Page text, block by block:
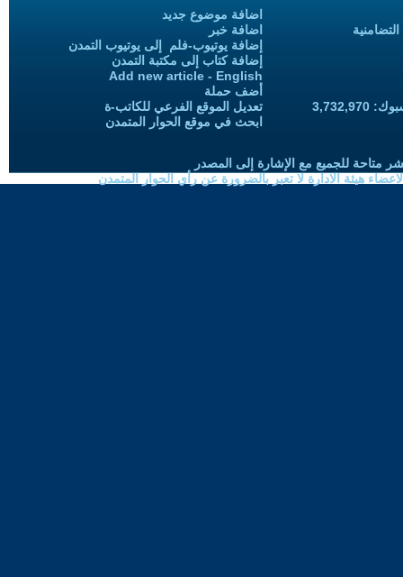
اضافة موضوع جديد
اضافة خبر
إضافة يوتيوب-فلم إلى يوتيوب التمدن
إضافة كتاب إلى مكتبة التمدن
Add new article - English
أضف حملة
تعديل الموقع الفرعي للكاتب-ة
ابحث في موقع الحوار المتمدن
متاحة للجميع مع الإشارة إلى المصدر
هيئة الادارة لا تعبر بالضرورة عن رأي الحوار المتمدن